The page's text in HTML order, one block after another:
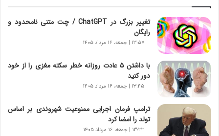
ه
ا
ی
ر
ا
ن‌
خ
د
ر
تغییر بزرگ در ChatGPT / چت متنی نامحدود و
رایگان
۱۳:۵۷ | جمعه، ۱۶ مرداد ۱۴۰۵
با داشتن ۵ عادت روزانه خطر سکته مغزی را از خود
دور کنید
۱۳:۴۵ | جمعه، ۱۶ مرداد ۱۴۰۵
ترامپ فرمان اجرایی ممنوعیت شهروندی بر اساس
تولد را امضا کرد
۱۳:۳۳ | جمعه، ۱۶ مرداد ۱۴۰۵